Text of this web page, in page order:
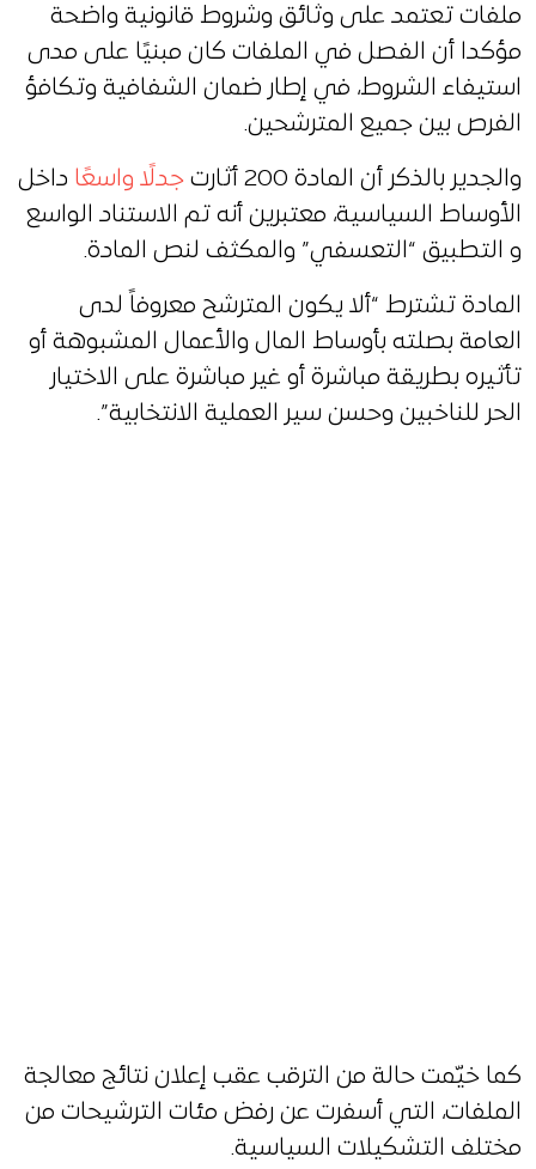
ملفات تعتمد على وثائق وشروط قانونية واضحة
مؤكدا أن الفصل في الملفات كان مبنيًا على مدى
استيفاء الشروط، في إطار ضمان الشفافية وتكافؤ
الفرص بين جميع المترشحين.
والجدير بالذكر أن المادة 200 أثارت
جدلًا واسعًا داخل
الأوساط السياسية، معتبرين أنه تم الاستناد الواسع
و التطبيق “التعسفي” والمكثف لنص المادة.
المادة تشترط “ألا يكون المترشح معروفاً لدى
العامة بصلته بأوساط المال والأعمال المشبوهة أو
تأثيره بطريقة مباشرة أو غير مباشرة على الاختيار
الحر للناخبين وحسن سير العملية الانتخابية”.
كما خيّمت حالة من الترقب عقب إعلان نتائج معالجة
الملفات، التي أسفرت عن رفض مئات الترشيحات من
مختلف التشكيلات السياسية.